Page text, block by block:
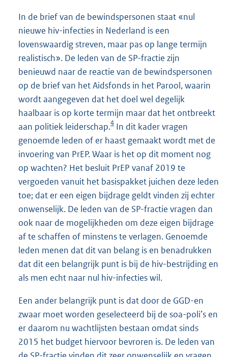
In de brief van de bewindspersonen staat «nul
nieuwe hiv-infecties in Nederland is een
lovenswaardig streven, maar pas op lange termijn
realistisch». De leden van de SP-fractie zijn
benieuwd naar de reactie van de bewindspersonen
op de brief van het Aidsfonds in het Parool, waarin
wordt aangegeven dat het doel wel degelijk
haalbaar is op korte termijn maar dat het ontbreekt
aan politiek leiderschap.4 In dit kader vragen
genoemde leden of er haast gemaakt wordt met de
invoering van PrEP. Waar is het op dit moment nog
op wachten? Het besluit PrEP vanaf 2019 te
vergoeden vanuit het basispakket juichen deze leden
toe; dat er een eigen bijdrage geldt vinden zij echter
onwenselijk. De leden van de SP-fractie vragen dan
ook naar de mogelijkheden om deze eigen bijdrage
af te schaffen of minstens te verlagen. Genoemde
leden menen dat dit van belang is en benadrukken
dat dit een belangrijk punt is bij de hiv-bestrijding en
als men echt naar nul hiv-infecties wil.
Een ander belangrijk punt is dat door de GGD-en
zwaar moet worden geselecteerd bij de soa-poli’s en
er daarom nu wachtlijsten bestaan omdat sinds
2015 het budget hiervoor bevroren is. De leden van